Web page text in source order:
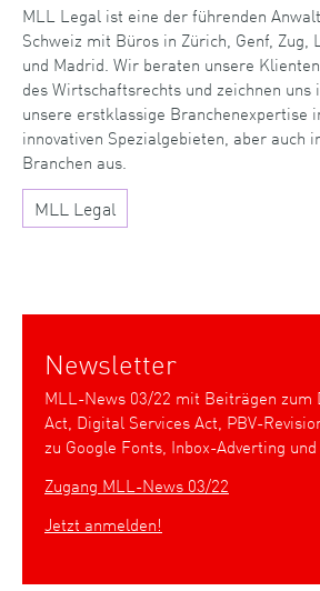
MLL Legal ist eine der führenden
Schweiz mit Büros in Zürich, Genf, Zug,
und Madrid. Wir beraten unsere
des Wirtschaftsrechts und zeichnen uns
unsere erstklassige Branchenexpertise
innovativen Spezialgebieten, aber auch
Branchen aus.
MLL Legal
Newsletter
MLL-News 03/22 mit Beiträgen zum
Act, Digital Services Act, PBV-
zu Google Fonts, Inbox-Adverting
Zugang MLL-News 03/22
Jetzt anmelden!